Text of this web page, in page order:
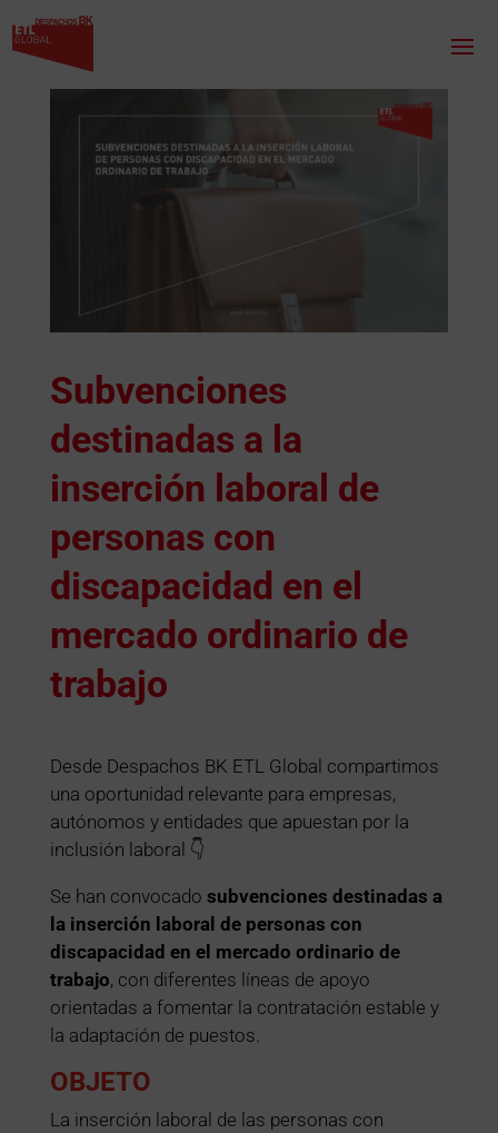
Subvenciones
destinadas a la
inserción laboral de
personas con
discapacidad en el
mercado ordinario de
trabajo
Desde Despachos BK ETL Global compartimos
una oportunidad relevante para empresas,
autónomos y entidades que apuestan por la
inclusión laboral 👇
Se han convocado subvenciones destinadas a
la inserción laboral de personas con
discapacidad en el mercado ordinario de
trabajo, con diferentes líneas de apoyo
orientadas a fomentar la contratación estable y
la adaptación de puestos.
OBJETO
La inserción laboral de las personas con